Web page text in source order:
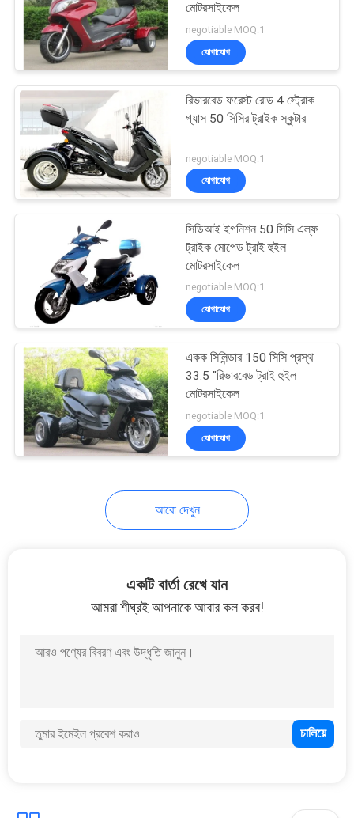
প্রাপ্তবয়স্ক মোটর স্কুটার
মিনি বাইক স্কুটার
250cc চপ্পর মোটরসাইকেল
ময়লা সাইকেল মোটরসাইকেল
মোটরসাইকেল
negotiable MOQ:1
যোগাযোগ
রিভারবেড ফরেস্ট রোড 4 স্ট্রোক
গ্যাস 50 সিসির ট্রাইক স্কুটার
negotiable MOQ:1
যোগাযোগ
সিডিআই ইগনিশন 50 সিসি এল্ফ
ট্রাইক মোপেড ট্রাই হুইল
মোটরসাইকেল
negotiable MOQ:1
যোগাযোগ
একক সিলিন্ডার 150 সিসি প্রস্থ
33.5 "রিভারবেড ট্রাই হুইল
মোটরসাইকেল
negotiable MOQ:1
যোগাযোগ
আরো দেখুন
একটি বার্তা রেখে যান
আমরা শীঘ্রই আপনাকে আবার কল করব!